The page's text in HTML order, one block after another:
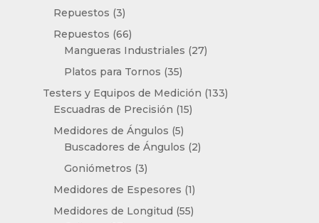
productos
Repuestos 33
productos
Repuestos 6666
productos
Mangueras Industriales 2727
Platos para Tornos 3535
productos
Testers y Equipos de Medición 133133
Escuadras de Precisión 1515
Medidores de Ángulos 55
productos
Buscadores de Ángulos 22
Goniómetros 33
productos
Medidores de Espesores 11
producto
Medidores de Longitud 5555